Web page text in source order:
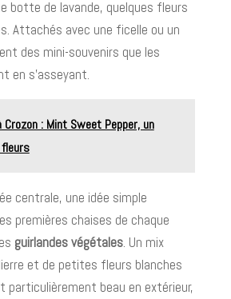
botte de lavande, quelques fleurs
Attachés avec une ficelle ou un
des mini-souvenirs que les
en s’asseyant.
: Mint Sweet Pepper, un
centrale, une idée simple
premières chaises de chaque
guirlandes végétales. Un mix
et de petites fleurs blanches
beau en extérieur,